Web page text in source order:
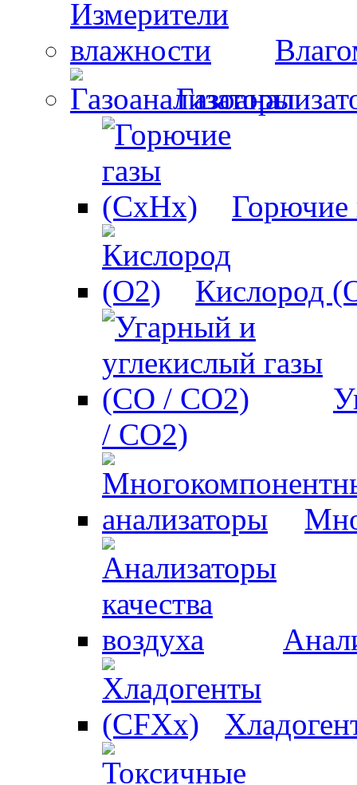
Горючие
Кислород
/ CO2)